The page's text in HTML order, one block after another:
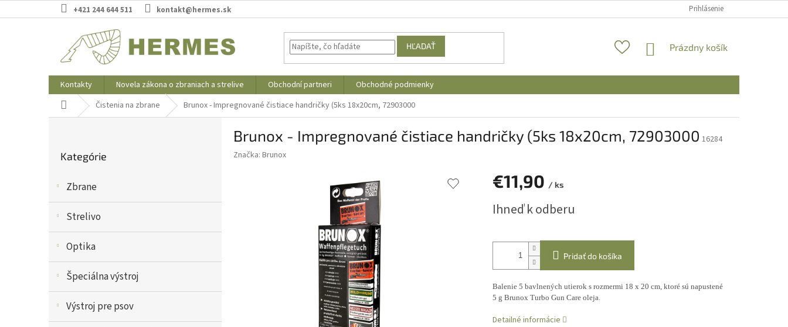
na
+421 244 644 511 kontakt@hermes.sk Prihlásenie
HĽADAŤ
NÁKUPNÝ
Prázdny košík
Kontakty Novela zákona o zbraniach a strelive Obchodní partneri
Obchodné podmienky
Domov Čistenia na zbrane Brunox - Impregnované čistiace handričky (5ks 18x20cm, 72903000
a
kategórie
Kategórie
Zbrane
Strelivo
Optika
Špeciálna výstroj
Výstroj pre psov
Brunox - Impregnované čistiace handričky (5ks 18x20cm, 72903000 16284
Značka: Brunox
€11,90 / ks
cena:
Ihneď k odberu
Pridať do košíka
Balenie 5 bavlnených utierok s rozmermi 18 x 20 cm, ktoré sú napustené
5 g Brunox Turbo Gun Care oleja.
Detailné informácie